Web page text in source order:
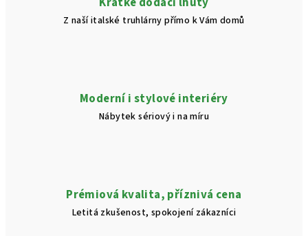
Z naší italské truhlárny přímo k Vám domů
Moderní i stylové interiéry
Nábytek sériový i na míru
Prémiová kvalita, příznivá cena
Letitá zkušenost, spokojení zákazníci